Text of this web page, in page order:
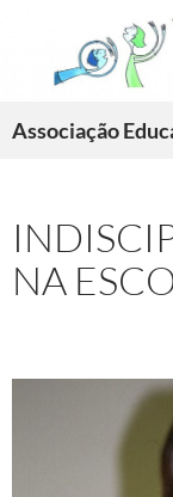
content
NA